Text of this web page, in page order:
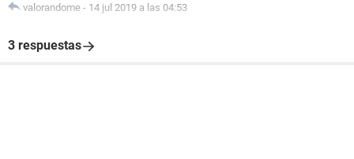
valorandome - 14 jul 2019 a las 04:53
3 respuestas